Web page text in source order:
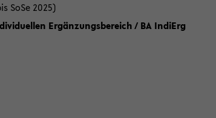
SoSe 2025)
Ergänzungsbereich / BA IndiErg